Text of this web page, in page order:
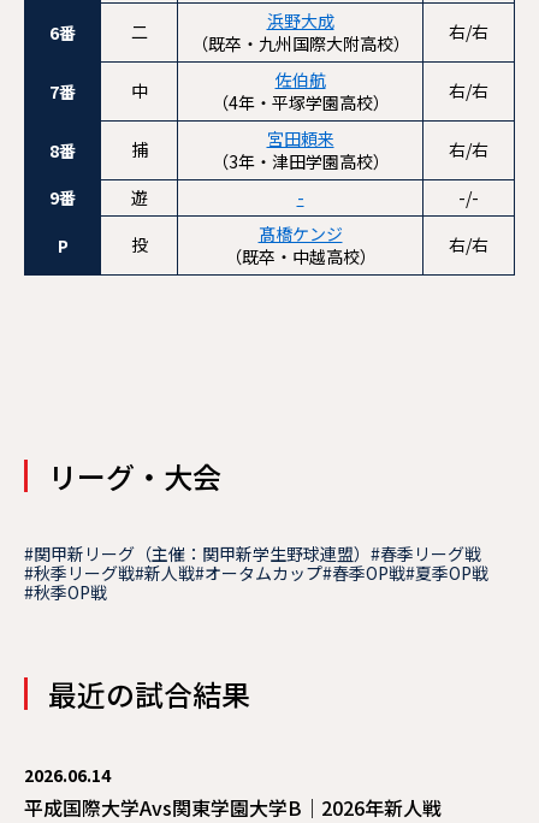
6番
二
浜野大成
（既卒・九州国際大附高校）
右/右
7番 中
佐伯航
（4年・平塚学園高校）
右/右
8番 捕
宮田頼来
（3年・津田学園高校）
右/右
9番
遊 -
-/-
P
投
髙橋ケンジ
（既卒・中越高校）
右/右
リーグ・大会
#関甲新リーグ（主催：関甲新学生野球連盟） #春季リーグ戦
#秋季リーグ戦#新人戦#オータムカップ#春季OP戦#夏季OP戦
#秋季OP戦
最近の試合結果
2026.06.14
平成国際大学Avs関東学園大学B｜2026年新人戦